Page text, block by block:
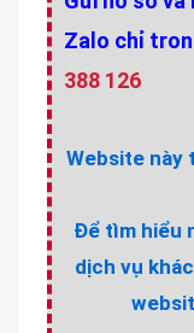
Zalo chỉ
388 126
Website này
Để tìm hiểu
dịch vụ